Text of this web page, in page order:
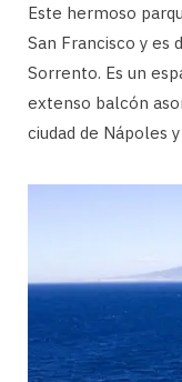
Este hermoso
San Francisco y es
Sorrento. Es un
extenso balcón
ciudad de Nápoles